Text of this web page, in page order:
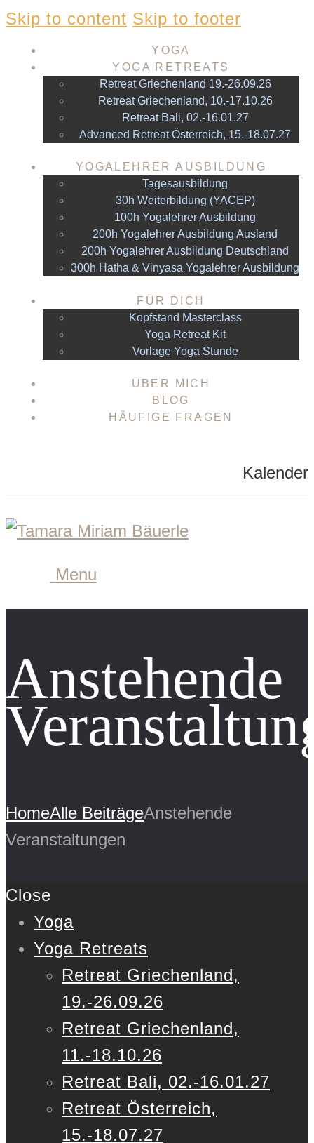
Skip to content Skip to footer
YOGA
YOGA RETREATS
Retreat Griechenland 19.-26.09.26
Retreat Griechenland, 10.-17.10.26
Retreat Bali, 02.-16.01.27
Advanced Retreat Österreich, 15.-18.07.27
YOGALEHRER AUSBILDUNG
Tagesausbildung
30h Weiterbildung (YACEP)
100h Yogalehrer Ausbildung
200h Yogalehrer Ausbildung Ausland
200h Yogalehrer Ausbildung Deutschland
300h Hatha & Vinyasa Yogalehrer Ausbildung
FÜR DICH
Kopfstand Masterclass
Yoga Retreat Kit
Vorlage Yoga Stunde
ÜBER MICH
BLOG
HÄUFIGE FRAGEN
Kalender
Menu
Anstehende
HomeAlle BeiträgeAnstehende
Veranstaltungen
Close
Yoga
Yoga Retreats
Retreat Griechenland,
19.-26.09.26
Retreat Griechenland,
11.-18.10.26
Retreat Bali, 02.-16.01.27
Retreat Österreich,
15.-18.07.27